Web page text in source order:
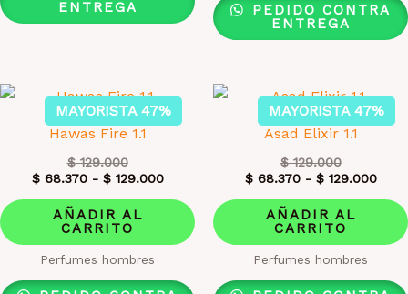
ENTREGA
PEDIDO CONTRA
ENTREGA
MAYORISTA 47%
Hawas Fire 1.1
$129.000
$68.370- $129.000
AÑADIR AL
CARRITO
Perfumes hombres
MAYORISTA 47%
Asad Elixir 1.1
$129.000
$68.370- $129.000
AÑADIR AL
CARRITO
Perfumes hombres